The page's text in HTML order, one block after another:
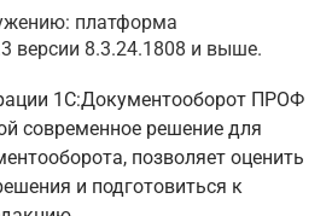
платформа
версии 8.3.24.1808 и выше.
1С:Документооборот ПРОФ
современное решение для
позволяет оценить
и подготовиться к